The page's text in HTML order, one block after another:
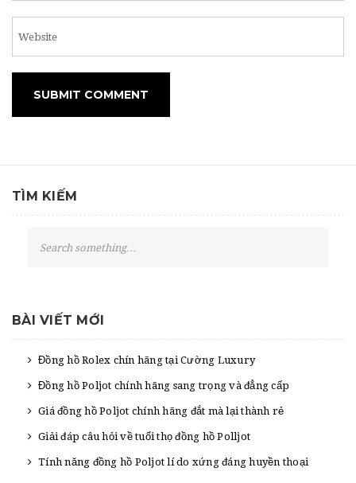
TÌM KIẾM
h
BÀI VIẾT MỚI
Đồng hồ Rolex chín hãng tại Cường Luxury
Đồng hồ Poljot chính hãng sang trọng và đẳng cấp
Giá đồng hồ Poljot chính hãng đắt mà lại thành rẻ
Giải đáp câu hỏi về tuổi thọ đồng hồ Polljot
Tính năng đồng hồ Poljot lí do xứng đáng huyền thoại